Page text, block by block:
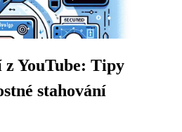
z YouTube: Tipy
stahování